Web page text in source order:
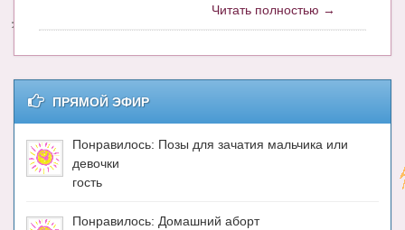
Энциклопедия
Имена. Святцы
Мамина энциклопедия
Читать полностью →
ПРЯМОЙ ЭФИР
Понравилось: Позы для зачатия мальчика или
девочки
гость
Понравилось: Домашний аборт